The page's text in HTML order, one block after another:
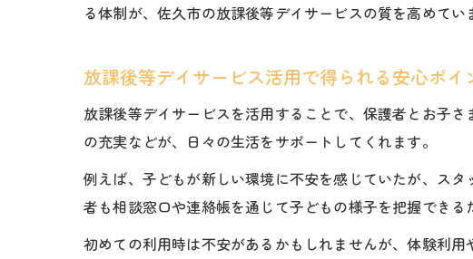
る体制が、佐久市の放課後等デイサービスの質を高めてい
放課後等デイサービス活用で得られる安心ポイ
放課後等デイサービスを活用することで、保護者とお子
の充実などが、日々の生活をサポートしてくれます。
例えば、子どもが新しい環境に不安を感じていたが、ス
者も相談窓口や連絡帳を通じて子どもの様子を把握でき
初めての利用時は不安があるかもしれませんが、体験利